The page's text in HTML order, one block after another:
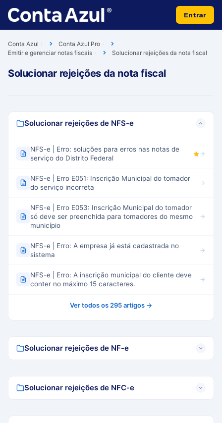
Entrar
Conta Azul
Conta Azul Pro
Emitir e gerenciar notas fiscais
Solucionar rejeições da nota fiscal
Solucionar rejeições da nota fiscal
Solucionar rejeições de NFS-e
NFS-e | Erro: soluções para erros nas notas de
serviço do Distrito Federal
NFS-e | Erro E051: Inscrição Municipal do tomador
do serviço incorreta
NFS-e | Erro E053: Inscrição Municipal do tomador
só deve ser preenchida para tomadores do mesmo
município
NFS-e | Erro: A empresa já está cadastrada no
sistema
NFS-e | Erro: A inscrição municipal do cliente deve
conter no máximo 15 caracteres.
Ver todos os 295 artigos →
Solucionar rejeições de NF-e
Solucionar rejeições de NFC-e